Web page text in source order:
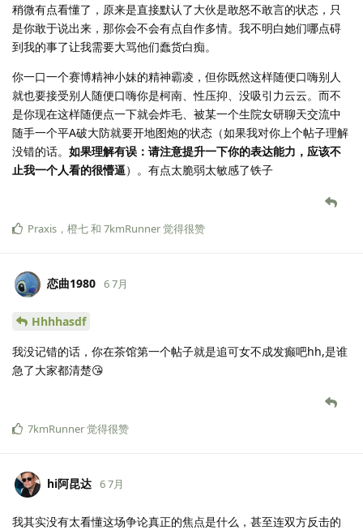
稍微有点看懂了，原来是直接默认了大伙是敢怒不敢言的状态，只
是你敢于说出来，那你会不会有点自作多情。我不明白她们哪点碍
到我的事了让我需要大骂他们蠢货白痴。
你一口一个赛博精神小妹的精神霸凌，但你既然这样随便口嗨别人
就也要接受别人随便口嗨你是柯南、性压抑、没吸引力云云。而不
是你现在这样随便点一下就会炸毛、被某一个生院女研聊天交流中
随手一个平A破大防就要开地图炮的状态（如果我对你上个帖子理解
没错的话。 如果理解有误：请注意提升一下你的表达能力，应该不
止我一个人看的很懵逼）。有点太脆弱太敏感了铁子
Praxis ， 橙七和 7kmRunner觉得很赞
恋曲1980 6 7月
Hhhhasdf
我没记错的话，你在茶馆第一个帖子就是追可女不成发癫吧hh,是谁
急了大家都清楚😘
7kmRunner觉得很赞
hi阿昆达 6 7月
我其实没有太看懂这场争论真正的焦点是什么，甚至连双方反击的